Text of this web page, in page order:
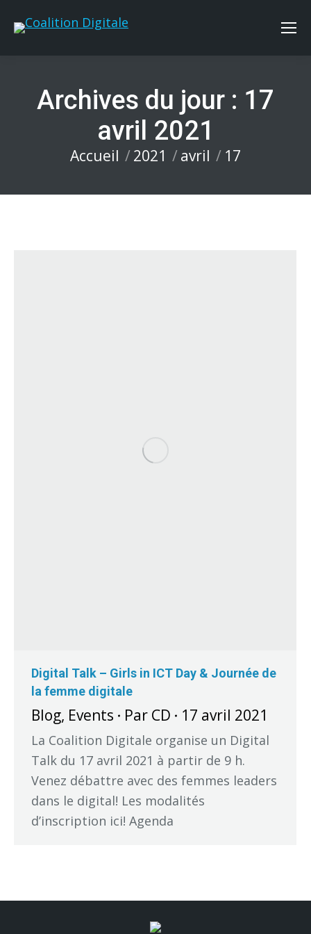
Archives du jour : 17
avril 2021
Vous êtes ici :
Accueil 2021 avril 17
Digital Talk – Girls in ICT Day & Journée de
la femme digitale
Blog, Events Par CD 17 avril 2021
La Coalition Digitale organise un Digital
Talk du 17 avril 2021 à partir de 9 h.
Venez débattre avec des femmes leaders
dans le digital! Les modalités
d’inscription ici! Agenda